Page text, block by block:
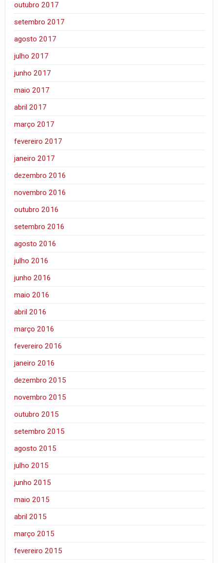
outubro 2017
setembro 2017
agosto 2017
julho 2017
junho 2017
maio 2017
abril 2017
março 2017
fevereiro 2017
janeiro 2017
dezembro 2016
novembro 2016
outubro 2016
setembro 2016
agosto 2016
julho 2016
junho 2016
maio 2016
abril 2016
março 2016
fevereiro 2016
janeiro 2016
dezembro 2015
novembro 2015
outubro 2015
setembro 2015
agosto 2015
julho 2015
junho 2015
maio 2015
abril 2015
março 2015
fevereiro 2015